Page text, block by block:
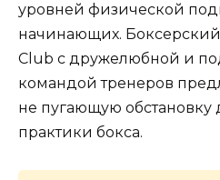
уровней физической
начинающих.
Club с дружелюбной и
командой тренеров
не пугающую обстановку
практики бокса.